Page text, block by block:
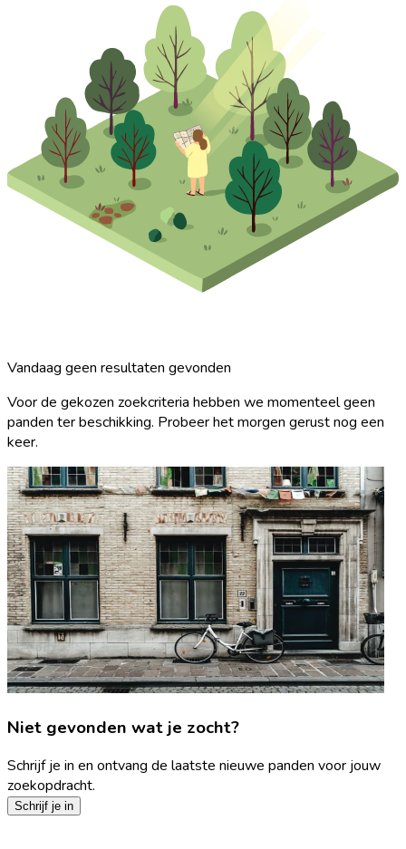
Vandaag geen resultaten gevonden
Voor de gekozen zoekcriteria hebben we momenteel geen
panden ter beschikking. Probeer het morgen gerust nog een
keer.
Niet gevonden wat je zocht?
Schrijf je in en ontvang de laatste nieuwe panden voor jouw
zoekopdracht.
Schrijf je in